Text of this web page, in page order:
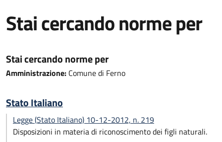
Stai cercando norme per
Stai cercando norme per
Amministrazione: Comune di Ferno
Stato Italiano
Legge (Stato Italiano) 10-12-2012, n. 219
Disposizioni in materia di riconoscimento dei figli naturali.